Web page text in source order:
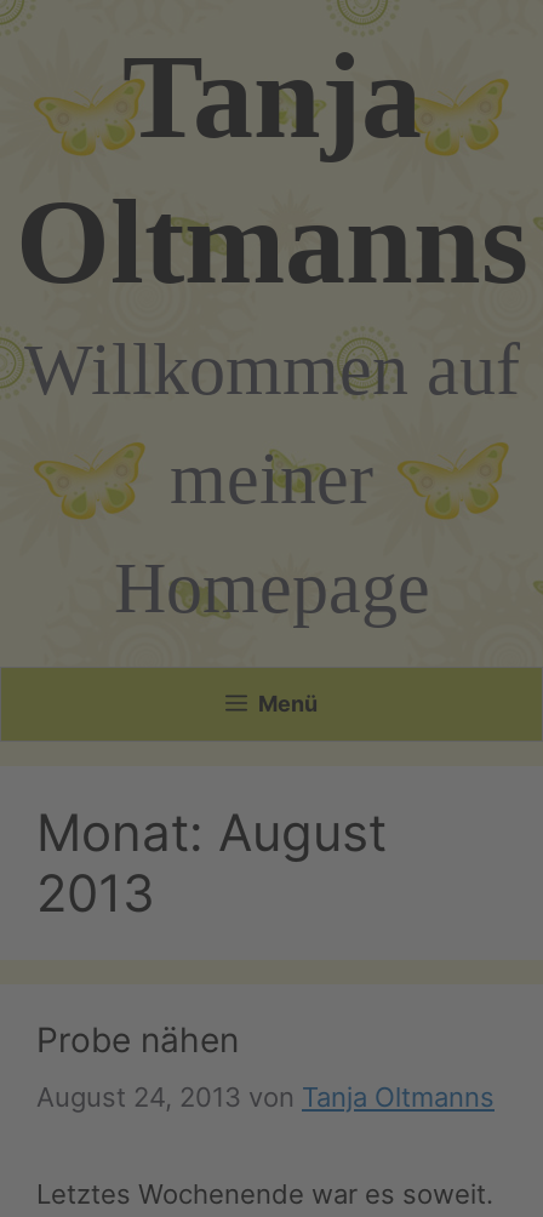
Zum
springen Tanja
Oltmanns
Willkommen auf
meiner
Homepage
Menü
Monat: August
2013
Probe nähen
August 24, 2013 von Tanja Oltmanns
Letztes Wochenende war es soweit.